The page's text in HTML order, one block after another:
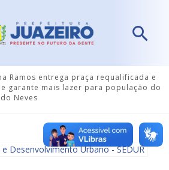
Ramos entrega praça requalificada e
garante mais lazer para população do
Neves
Desenvolvimento Urbano - SEDUR